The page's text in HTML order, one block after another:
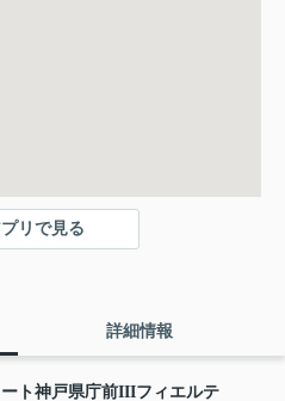
リで見る
詳細情報
ト神戸県庁前IIIフィエルテ